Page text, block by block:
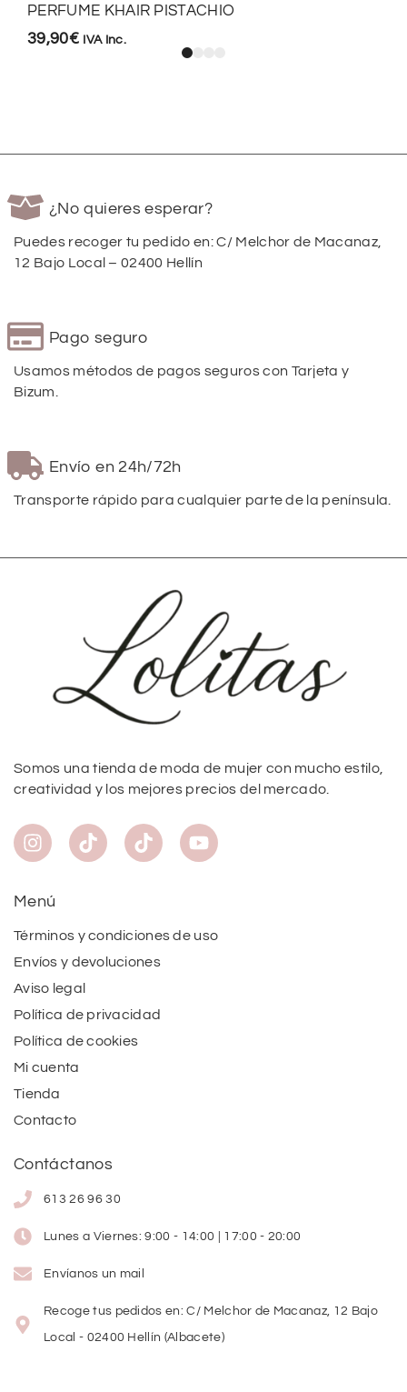
PERFUME KHAIR PISTACHIO
39,90€ IVA Inc.
¿No quieres esperar?
Puedes recoger tu pedido en: C/ Melchor de Macanaz,
12 Bajo Local – 02400 Hellín
Pago seguro
Usamos métodos de pagos seguros con Tarjeta y
Bizum.
Envío en 24h/72h
Transporte rápido para cualquier parte de la península.
Somos una tienda de moda de mujer con mucho estilo,
creatividad y los mejores precios del mercado.
Menú
Términos y condiciones de uso
Envíos y devoluciones
Aviso legal
Política de privacidad
Política de cookies
Mi cuenta
Tienda
Contacto
Contáctanos
613 26 96 30
Lunes a Viernes: 9:00 - 14:00 | 17:00 - 20:00
Envíanos un mail
Recoge tus pedidos en: C/ Melchor de Macanaz, 12 Bajo
Local - 02400 Hellín (Albacete)